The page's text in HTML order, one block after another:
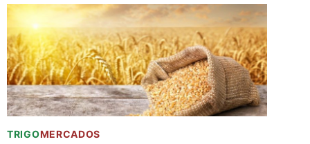
TRIGOMERCADOS